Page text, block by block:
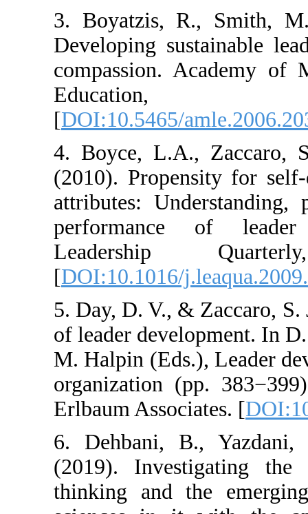
3. Boyatzis,
Developing
compassion.
[DOI:10.5465/
4. Boyce,
(2010).
attributes:
performance
[DOI:10.1016/
5. Day, D. V., &
of leader
M. Halpin
organization
Erlbaum
6. Dehbani,
(2019).
thinking and